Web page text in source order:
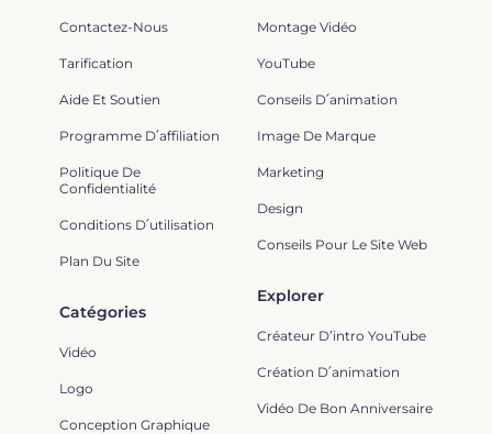
Contactez-Nous
Tarification
Aide Et Soutien
Programme D՛affiliation
Politique De
Confidentialité
Conditions D՛utilisation
Plan Du Site
Montage Vidéo
YouTube
Conseils D՛animation
Image De Marque
Marketing
Design
Conseils Pour Le Site Web
Catégories
Vidéo
Logo
Conception Graphique
Explorer
Créateur D’intro YouTube
Création D՛animation
Vidéo De Bon Anniversaire